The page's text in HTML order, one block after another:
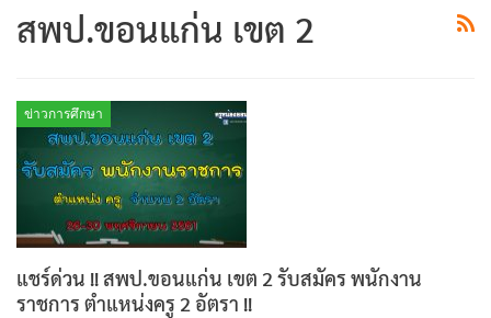
สพป.ขอนแก่น เขต 2
ข่าวการศึกษา
แชร์ด่วน !! สพป.ขอนแก่น เขต 2 รับสมัคร พนักงาน
ราชการ ตำแหน่งครู 2 อัตรา !!